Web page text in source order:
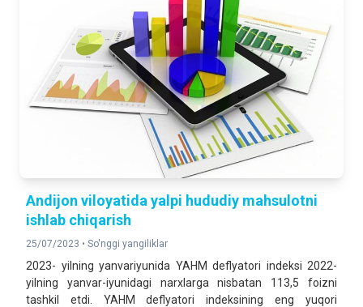
Andijon viloyatida yalpi hududiy mahsulotni
ishlab chiqarish
25/07/2023 • So'nggi yangiliklar
2023- yilning yanvariyunida YAHM deflyatori indeksi 2022-
yilning yanvar-iyunidagi narxlarga nisbatan 113,5 foizni
tashkil etdi. YAHM deflyatori indeksining eng yuqori